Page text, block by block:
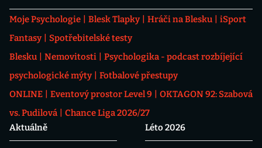
Moje Psychologie Blesk Tlapky Hráči na Blesku
iSport
Fantasy
Spotřebitelské testy
Blesku
Nemovitosti
Psychologika - podcast rozbíjející
psychologické mýty
Fotbalové přestupy
ONLINE
Eventový prostor Level 9
OKTAGON 92: Szabová
vs. Pudilová
Chance Liga 2026/27
Aktuálně
Léto 2026